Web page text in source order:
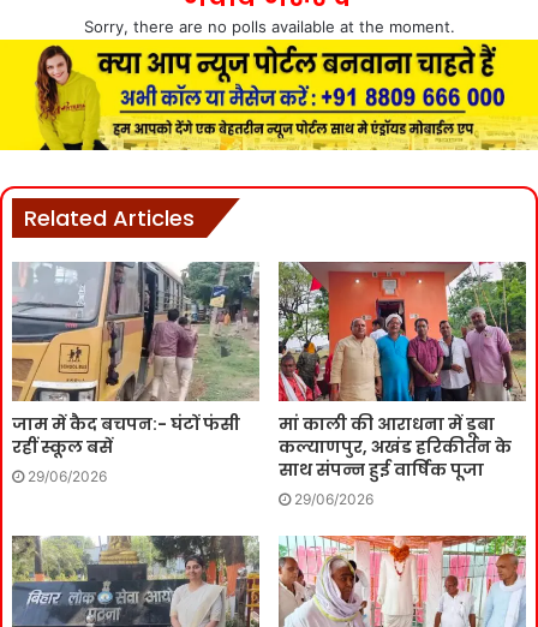
Sorry, there are no polls available at the moment.
Related Articles
जाम में कैद बचपन:- घंटों फंसी
रहीं स्कूल बसें
29/06/2026
मां काली की आराधना में डूबा
कल्याणपुर, अखंड हरिकीर्तन के
साथ संपन्न हुई वार्षिक पूजा
29/06/2026